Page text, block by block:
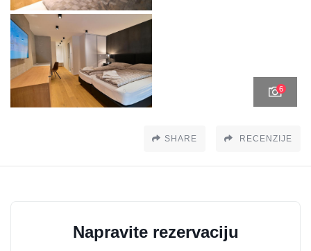
6
SHARE RECENZIJE
Napravite rezervaciju